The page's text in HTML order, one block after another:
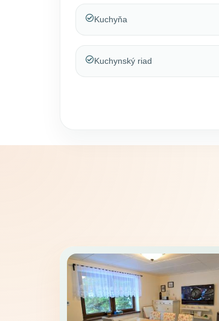
Kuchyňa
Kuchynský riad